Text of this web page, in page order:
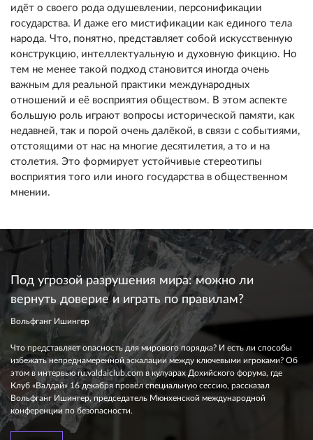
идёт о своего рода одушевлении, персонификации
государства. И даже его мистификации как единого тела
народа. Что, понятно, представляет собой искусственную
конструкцию, интеллектуальную и духовную фикцию. Но
тем не менее такой подход становится иногда очень
важным для реальной практики международных
отношений и её восприятия обществом. В этом аспекте
большую роль играют вопросы исторической памяти, как
недавней, так и порой очень далёкой, в связи с событиями,
отстоящими от нас на многие десятилетия, а то и на
столетия. Это формирует устойчивые стереотипы
восприятия того или иного государства в общественном
мнении.
Под угрозой разрушения мира: можно ли
вернуть доверие и играть по правилам?
Вольфганг Ишингер
Что представляет опасность для мирового порядка? И есть ли способы
избежать непреднамеренной эскалации между ключевыми игроками? Об
этом в интервью ru.valdaiclub.com в кулуарах Дохийского форума, где
Клуб «Валдай» 16 декабря провёл специальную сессию, рассказал
Вольфганг Ишингер, председатель Мюнхенской международной
конференции по безопасности.